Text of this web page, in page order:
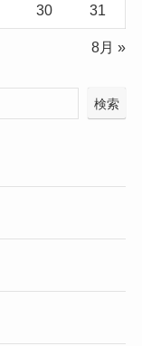
30 31
8月 »
検索